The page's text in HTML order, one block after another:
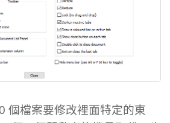
個檔案要修改裡面特定的東